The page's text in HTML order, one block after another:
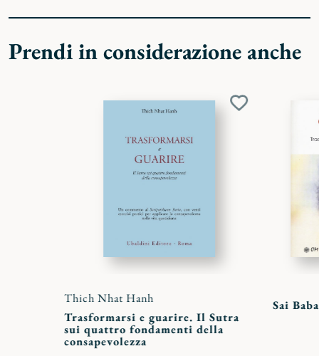
Prendi in considerazione anche
Aggiungi
Thich Nhat Hanh
Trasformarsi e guarire. Il Sutra
sui quattro fondamenti della
consapevolezza
Sai